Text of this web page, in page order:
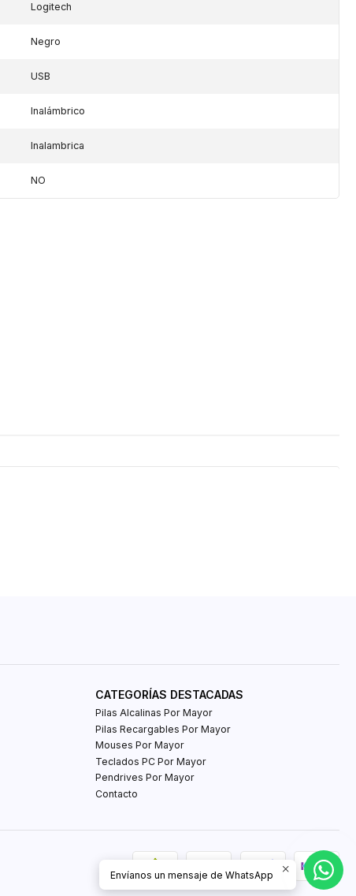
Logitech
Negro
USB
Inalámbrico
Inalambrica
NO
CATEGORÍAS DESTACADAS
Pilas Alcalinas Por Mayor
Pilas Recargables Por Mayor
Mouses Por Mayor
Teclados PC Por Mayor
Pendrives Por Mayor
Contacto
Envíanos un mensaje de WhatsApp